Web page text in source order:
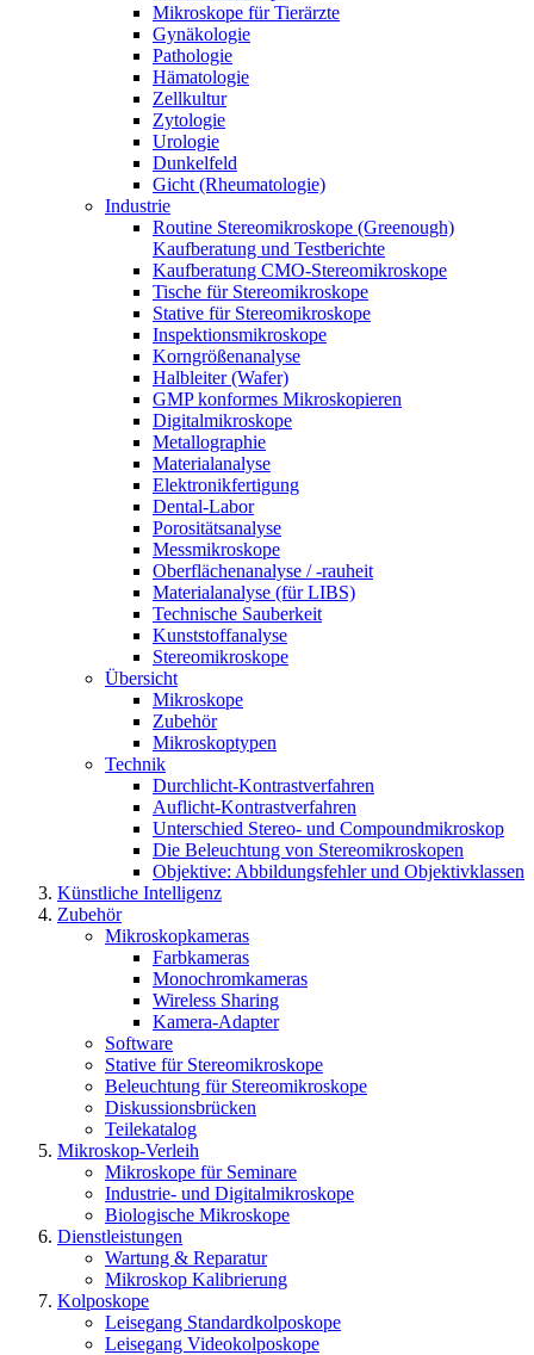
Mikroskope für Tierärzte
Gynäkologie
Pathologie
Hämatologie
Zellkultur
Zytologie
Urologie
Dunkelfeld
Gicht (Rheumatologie)
Industrie
Routine Stereomikroskope (Greenough)
Kaufberatung und Testberichte
Kaufberatung CMO-Stereomikroskope
Tische für Stereomikroskope
Stative für Stereomikroskope
Inspektionsmikroskope
Korngrößenanalyse
Halbleiter (Wafer)
GMP konformes Mikroskopieren
Digitalmikroskope
Metallographie
Materialanalyse
Elektronikfertigung
Dental-Labor
Porositätsanalyse
Messmikroskope
Oberflächenanalyse / -rauheit
Materialanalyse (für LIBS)
Technische Sauberkeit
Kunststoffanalyse
Stereomikroskope
Übersicht
Mikroskope
Zubehör
Mikroskoptypen
Technik
Durchlicht-Kontrastverfahren
Auflicht-Kontrastverfahren
Unterschied Stereo- und Compoundmikroskop
Die Beleuchtung von Stereomikroskopen
Objektive: Abbildungsfehler und Objektivklassen
Künstliche Intelligenz
Zubehör
Mikroskopkameras
Farbkameras
Monochromkameras
Wireless Sharing
Kamera-Adapter
Software
Stative für Stereomikroskope
Beleuchtung für Stereomikroskope
Diskussionsbrücken
Teilekatalog
Mikroskop-Verleih
Mikroskope für Seminare
Industrie- und Digitalmikroskope
Biologische Mikroskope
Dienstleistungen
Wartung & Reparatur
Mikroskop Kalibrierung
Kolposkope
Leisegang Standardkolposkope
Leisegang Videokolposkope